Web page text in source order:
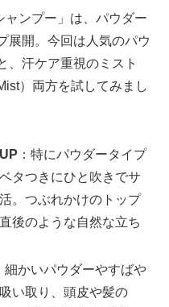
ャンプー」は、パウダー
展開。今回は人気のパウ
、汗ケア重視のミスト
）両方を試してみまし
：特にパウダータイプ
タつきにひと吹きでサ
。つぶれかけのトップ
後のような自然な立ち
細かいパウダーやすばや
い取り、頭皮や髪の